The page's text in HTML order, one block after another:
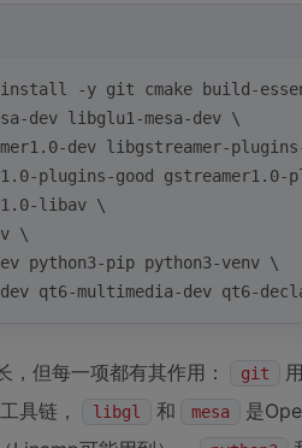
install -y git cmake build-
dev libglu1-mesa-dev \
dev libgstreamer-
plugins-good
libav \
\
python3-pip python3-venv \
qt6-multimedia-dev qt6-
，但每一项都有其作用： git
具链， libgl 和 mesa
是